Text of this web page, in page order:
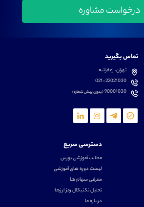
تماس بگیرید
تهران، زعفرانیه
021-22021030
90001030(بدون پیش شماره)
دسترسی سریع
مطالب آموزشی بورس
لیست دوره های آموزشی
معرفی سهام ها
تحلیل تکنیکال رمز ارزها
درباره ما